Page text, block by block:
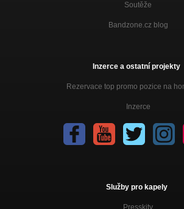
Soutěže
Bandzone.cz blog
Inzerce a ostatní projekty
Rezervace top promo pozice na
Inzerce
Služby pro kapely